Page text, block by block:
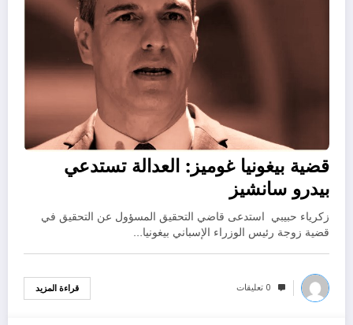
قضية بيغونيا غوميز: العدالة تستدعي
بيدرو سانشيز
زكرياء حبيبي استدعى قاضي التحقيق المسؤول عن التحقيق في
قضية زوجة رئيس الوزراء الإسباني بيغونيا…
0 تعليقات قراءة المزيد